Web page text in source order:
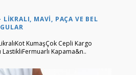
MAVI, PAÇA VE BEL
KumaşÇok Cepli Kargo
Kapama&n..